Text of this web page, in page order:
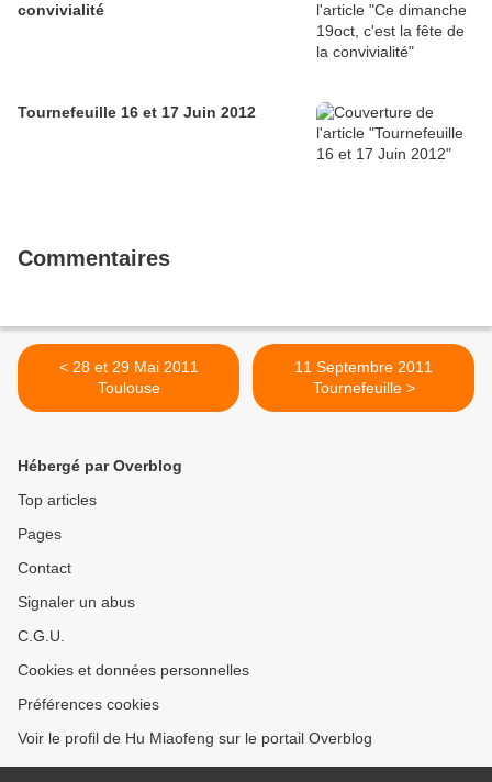
convivialité
Tournefeuille 16 et 17 Juin 2012
Commentaires
< 28 et 29 Mai 2011
Toulouse
11 Septembre 2011
Tournefeuille >
Hébergé par Overblog
Top articles
Pages
Contact
Signaler un abus
C.G.U.
Cookies et données personnelles
Préférences cookies
Voir le profil de Hu Miaofeng sur le portail Overblog